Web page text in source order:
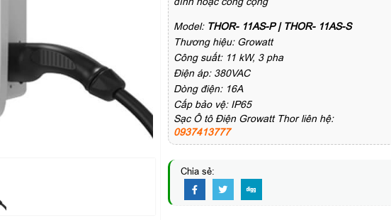
Model: THOR- 11AS-P | THOR- 11AS-S
Thương hiệu: Growatt
Công suất: 11 kW, 3 pha
Điện áp: 380VAC
Dòng điện: 16A
Cấp bảo vệ: IP65
Sạc Ô tô Điện Growatt Thor liên hệ:
0937413777
Chia sẻ: